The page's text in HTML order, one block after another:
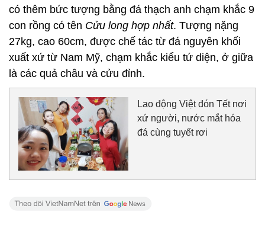
có thêm bức tượng bằng đá thạch anh chạm khắc 9
con rồng có tên Cửu long hợp nhất. Tượng nặng
27kg, cao 60cm, được chế tác từ đá nguyên khối
xuất xứ từ Nam Mỹ, chạm khắc kiểu tứ diện, ở giữa
là các quả châu và cửu đỉnh.
Lao động Việt đón Tết nơi
xứ người, nước mắt hóa
đá cùng tuyết rơi